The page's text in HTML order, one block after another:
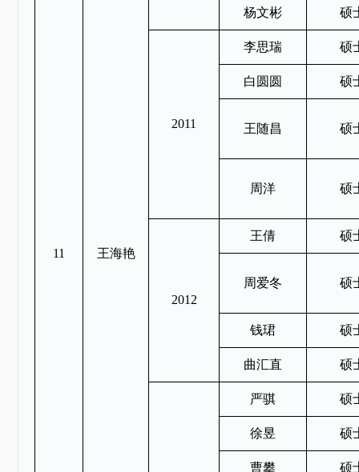
11 王海艳
杨文彬 硕
2011
李思瑞 硕
白圆圆 硕
王随昌 硕
周洋 硕
2012
王倩 硕
周爱冬 硕
钱珺 硕
曲汇直 硕
严骐 硕
徐昱 硕
曹攀 硕